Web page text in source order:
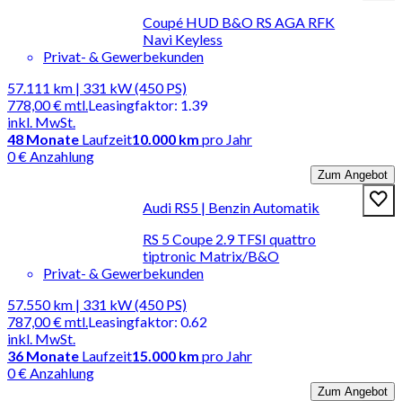
Coupé HUD B&O RS AGA RFK
Navi Keyless
Privat- & Gewerbekunden
57.111 km | 331 kW (450 PS)
778,00 €mtl.
inkl. MwSt.
Leasingfaktor: 1.39
48 Monate Laufzeit10.000 km pro Jahr
0 € Anzahlung
Zum Angebot
Audi RS5 | Benzin Automatik
RS 5 Coupe 2.9 TFSI quattro
tiptronic Matrix/B&O
Privat- & Gewerbekunden
57.550 km | 331 kW (450 PS)
787,00 €mtl.
inkl. MwSt.
Leasingfaktor: 0.62
36 Monate Laufzeit15.000 km pro Jahr
0 € Anzahlung
Zum Angebot